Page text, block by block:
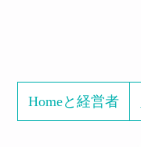
Homeと経営者